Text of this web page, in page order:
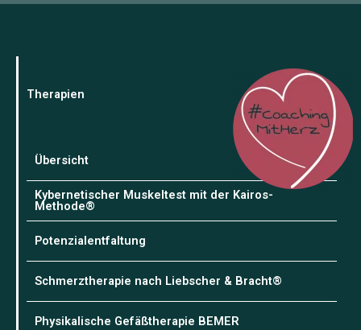
Therapien
Übersicht
Kybernetischer Muskeltest mit der Kairos-
Methode®
Potenzialentfaltung
Schmerztherapie nach Liebscher & Bracht®
Physikalische Gefäßtherapie BEMER